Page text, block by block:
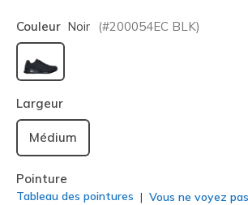
Couleur Noir (#200054EC BLK)
sélectionné
Largeur
Médium
Pointure
Tableau des pointures Vous ne voyez